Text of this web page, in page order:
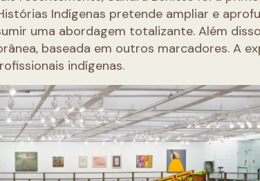
Indígenas pretende ampliar e
uma abordagem totalizante. Além
baseada em outros marcadores. A
indígenas.